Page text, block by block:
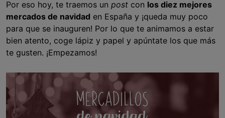
Por eso hoy, te traemos un post con los diez mejores
mercados de navidad en España y ¡queda muy poco
para que se inauguren! Por lo que te animamos a estar
bien atento, coge lápiz y papel y apúntate los que más
te gusten. ¡Empezamos!